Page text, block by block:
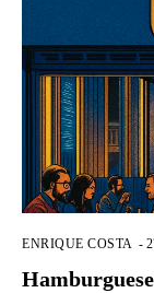
ENRIQUE COSTA -